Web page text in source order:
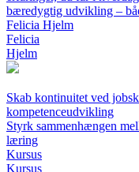
bæredygtig udvikling –
Felicia Hjelm
Felicia
Hjelm
Skab kontinuitet ved
kompetenceudvikling
Styrk sammenhængen
læring
Kursus
Kursus